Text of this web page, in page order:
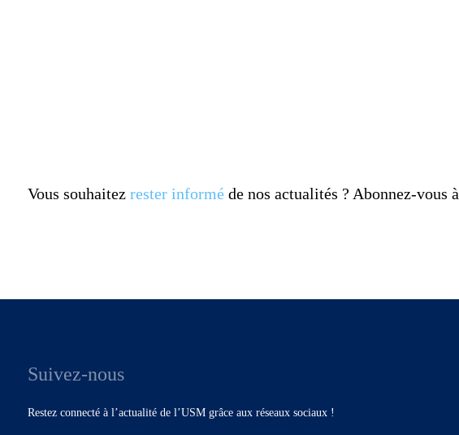
Vous souhaitez rester informéde nos actualités ? Abonnez-vous à
Suivez-nous
Restez connecté à l’actualité de l’USM grâce aux réseaux sociaux !